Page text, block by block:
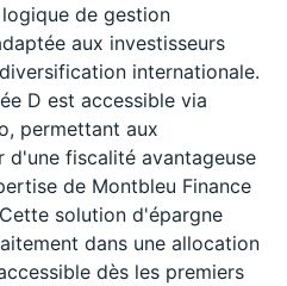
de gestion
aux investisseurs
internationale.
D est accessible via
permettant aux
d'une fiscalité avantageuse
de Montbleu Finance
solution d'épargne
dans une allocation
dès les premiers